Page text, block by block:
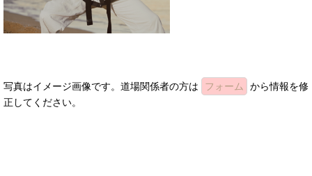
写真はイメージ画像です。道場関係者の方は フォーム
から情報を修
正してください。